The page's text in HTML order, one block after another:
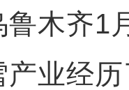
木齐1
业经历